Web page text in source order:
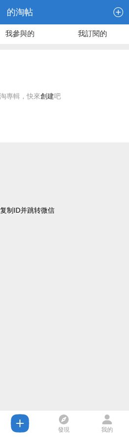
的淘帖
我參與的 我訂閱的
專輯，快來創建吧
复制ID并跳转微信
發現 我的